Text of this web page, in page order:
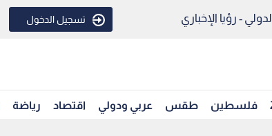
- رؤيا الإخباري تسجيل الدخول
فلسطين طقس عربي ودولي اقتصاد رياضة